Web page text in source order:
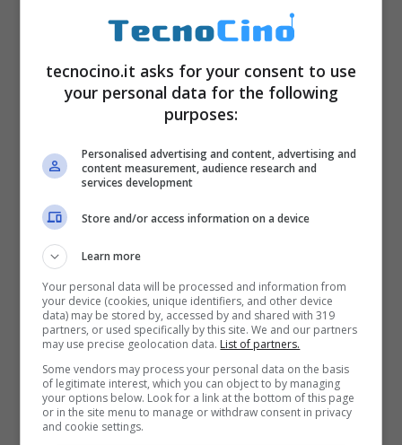
6. Netgear R7800-100PES
Nighthawk X4S Router
Wireless AC2600 Mbps
tecnocino.it asks for your consent to use
your personal data for the following
purposes:
Personalised advertising and content, advertising and
content measurement, audience research and
services development
Store and/or access information on a device
Learn more
Your personal data will be processed and information from
your device (cookies, unique identifiers, and other device
data) may be stored by, accessed by and shared with 319
partners, or used specifically by this site. We and our partners
may use precise geolocation data. List of partners.
Some vendors may process your personal data on the basis
of legitimate interest, which you can object to by managing
your options below. Look for a link at the bottom of this page
or in the site menu to manage or withdraw consent in privacy
and cookie settings.